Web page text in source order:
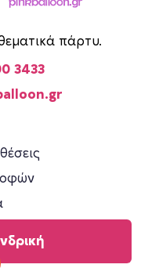
πάρτυ.
3433